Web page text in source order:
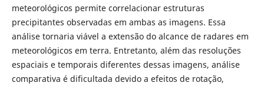
meteorológicos permite correlacionar estruturas
precipitantes observadas em ambas as imagens. Essa
análise tornaria viável a extensão do alcance de radares em
meteorológicos em terra. Entretanto, além das resoluções
espaciais e temporais diferentes dessas imagens, análise
comparativa é dificultada devido a efeitos de rotação,